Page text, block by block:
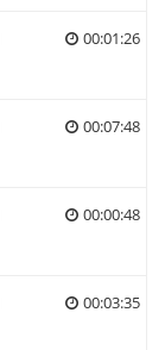
00:01:26
00:07:48
00:00:48
00:03:35